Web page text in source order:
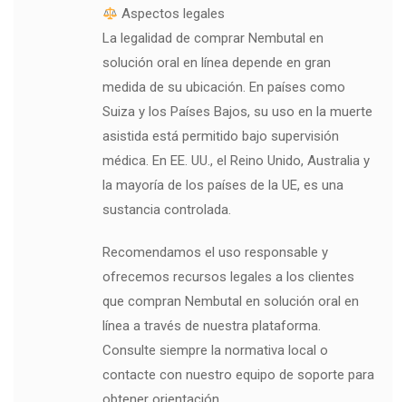
Aspectos legales
La legalidad de comprar Nembutal en
solución oral en línea depende en gran
medida de su ubicación. En países como
Suiza y los Países Bajos, su uso en la muerte
asistida está permitido bajo supervisión
médica. En EE. UU., el Reino Unido, Australia y
la mayoría de los países de la UE, es una
sustancia controlada.
Recomendamos el uso responsable y
ofrecemos recursos legales a los clientes
que compran Nembutal en solución oral en
línea a través de nuestra plataforma.
Consulte siempre la normativa local o
contacte con nuestro equipo de soporte para